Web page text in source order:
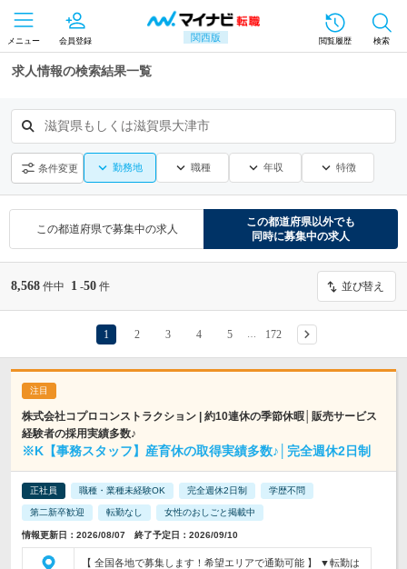
関西版
メニュー 会員登録 閲覧履歴 検索
求人情報の検索結果一覧
滋賀県もしくは滋賀県大津市
条件変更 勤務地 職種 年収 特徴
この都道府県で募集中の求人
この都道府県以外でも
同時に募集中の求人
8,568 件中 1 -50 件 並び替え
1 2 3 4 5 172
株式会社コプロコンストラクション | 約10連休の季節休暇│販売サービス
経験者の採用実績多数♪
※K【事務スタッフ】産育休の取得実績多数♪│完全週休2日制
正社員 職種・業種未経験OK 完全週休2日制 学歴不問
第二新卒歓迎 転勤なし 女性のおしごと掲載中
情報更新日：2026/08/07 終了予定日：2026/09/10
【 全国各地で募集します！希望エリアで通勤可能 】 ▼転勤は